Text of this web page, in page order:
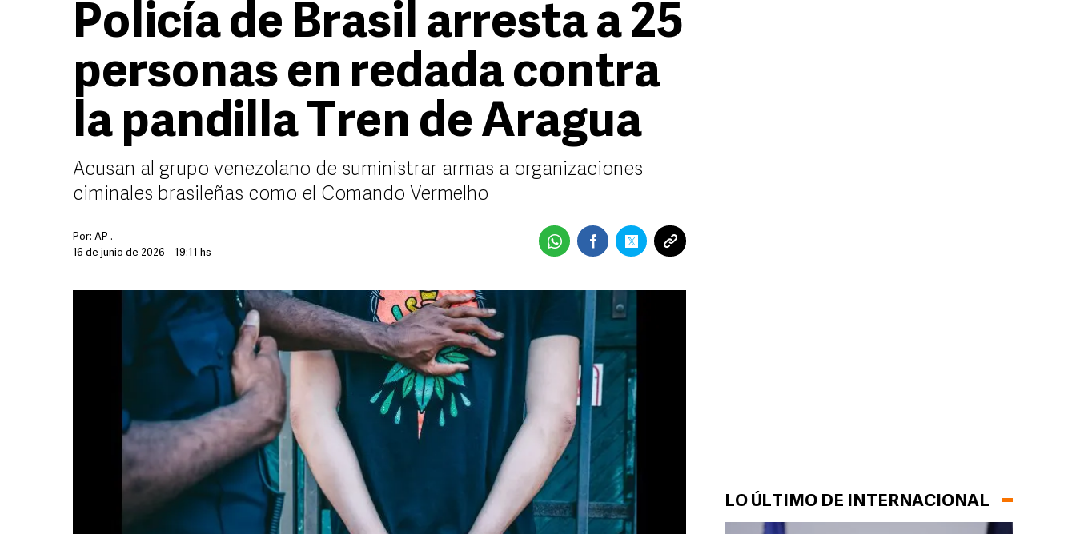
LO ÚLTIMO DE INTERNACIONAL
Policía de Brasil arresta a 25
personas en redada contra
la pandilla Tren de Aragua
Acusan al grupo venezolano de suministrar armas a organizaciones
ciminales brasileñas como el Comando Vermelho
Por: AP .
16 de junio de 2026 - 19:11 hs